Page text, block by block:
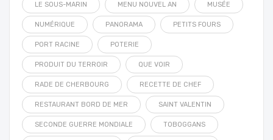
LE SOUS-MARIN MENU NOUVEL AN MUSÉE
NUMÉRIQUE PANORAMA PETITS FOURS
PORT RACINE POTERIE
PRODUIT DU TERROIR QUE VOIR
RADE DE CHERBOURG RECETTE DE CHEF
RESTAURANT BORD DE MER SAINT VALENTIN
SECONDE GUERRE MONDIALE TOBOGGANS